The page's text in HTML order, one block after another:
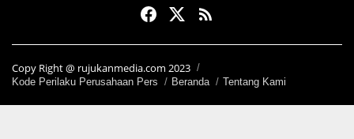
Copy Right @ rujukanmedia.com 2023
Kode Perilaku Perusahaan Pers Beranda Tentang Kami